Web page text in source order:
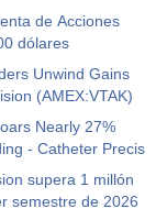
de Acciones
dólares
Unwind Gains
(AMEX:VTAK)
Nearly 27%
- Catheter Precis
supera 1 millón
semestre de 2026